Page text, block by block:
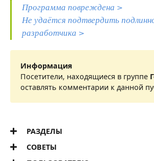
Программа повреждена >
Не удаётся подтвердить
разработчика >
Информация
Посетители, находящиеся в группе
оставлять комментарии к данной
РАЗДЕЛЫ
СОВЕТЫ